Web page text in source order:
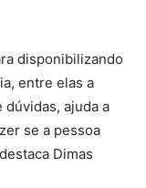
disponibilizando
entre elas a
ajuda a
se a pessoa
Dimas